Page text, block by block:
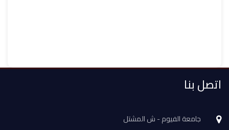
اتصل بنا
جامعة الفيوم - ش المشتل